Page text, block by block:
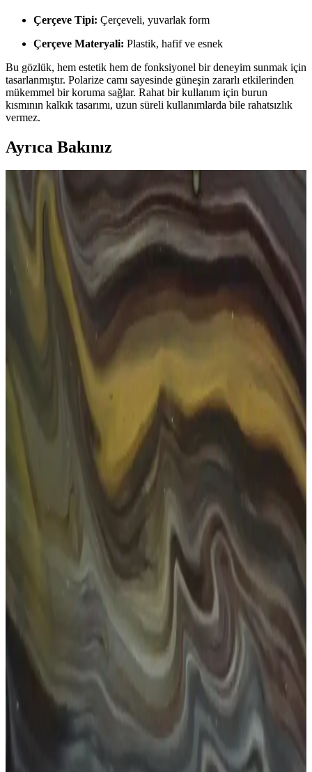
Çerçeve Tipi: Çerçeveli, yuvarlak form
Çerçeve Materyali: Plastik, hafif ve esnek
Bu gözlük, hem estetik hem de fonksiyonel bir deneyim sunmak için
tasarlanmıştır. Polarize camı sayesinde güneşin zararlı etkilerinden
mükemmel bir koruma sağlar. Rahat bir kullanım için burun
kısmının kalkık tasarımı, uzun süreli kullanımlarda bile rahatsızlık
vermez.
Ayrıca Bakınız
Göz Sağlığını Koruma Yöntemleri ve Günlük Bakım
İpuçları
Göz sağlığını korumak için düzenli kontroller, güneş gözlüğü
kullanımı, ekran süresini sınırlama ve sağlıklı beslenme önemlidir.
Bu yöntemlerle gözleriniz uzun süre sağlıklı kalabilir.
Dikdörtgen Güneş Gözlükleri: Estetik ve
Fonksiyonellik ile Günlük ve Özel Kullanım
Dikdörtgen güneş gözlükleri, şıklık ve fonksiyonelliği bir arada
sunar. Yüz şekline uygun tasarımlar, UV koruma özellikleri ve moda
trendleriyle, günlük ve özel günlerinizde ideal aksesuar.
Erkekler İçin Kare Güneş Gözlüğü Seçimi ve Bakım
Erkekler için kare güneş gözlükleri, şıklık ve fonksiyonelliği bir
arada sunar. Yüz şekline uygun seçimler ve bakım önerileri ile
tarzınızı ve göz sağlığınızı koruyun.
Numaralı Güneş Gözlüğü Seçimi ve Moda Trendleri
Numaralı güneş gözlükleri, estetik ve sağlık açısından önemli olup,
yüz şekline uygun seçimlerle tarzınızı tamamlar. Moda trendleri ve
doğru seçim ipuçlarıyla kendinizi daha özgüvenli hissedin.
Kadınlar İçin Küçük Güneş Gözlükleri: Stil ve
Koruma İçin En İyi Seçenekler 2023
Kadınlar arasında popüler olan küçük güneş gözlükleri, şıklık ve
fonksiyonelliği bir arada sunar. UV korumalı modeller, yüz hatlarına
uygun tasarımlarla tarzınızı tamamlar.
Leopar Desenli Güneş Gözlüğü: Moda ve
Fonksiyonelliğin Şık Birleşimi
Leopar desenli güneş gözlüğü, stil ve fonksiyonelliği bir araya
getirerek özgün bir görünüm sunar. UV koruma ve şık tasarım ile
Kız Gözlükleri: Moda ve Fonksiyonelliğin